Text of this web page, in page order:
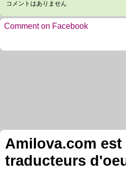
コメントはありません
Comment on Facebook
Amilova.com
traducteurs